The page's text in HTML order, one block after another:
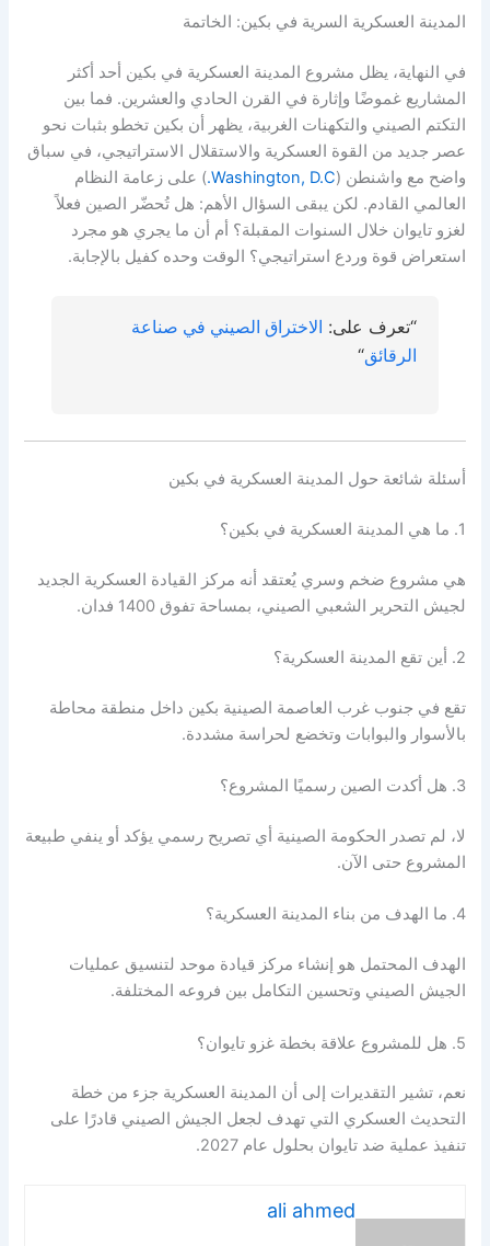
المدينة العسكرية السرية في بكين: الخاتمة
في النهاية، يظل مشروع المدينة العسكرية في بكين أحد أكثر
المشاريع غموضًا وإثارة في القرن الحادي والعشرين. فما بين
التكتم الصيني والتكهنات الغربية، يظهر أن بكين تخطو بثبات نحو
عصر جديد من القوة العسكرية والاستقلال الاستراتيجي، في سباق
واضح مع واشنطن (Washington, D.C. ) على زعامة النظام
العالمي القادم. لكن يبقى السؤال الأهم: هل تُحضّر الصين فعلاً
لغزو تايوان خلال السنوات المقبلة؟ أم أن ما يجري هو مجرد
استعراض قوة وردع استراتيجي؟ الوقت وحده كفيل بالإجابة.
“تعرف على: الاختراق الصيني في صناعة
الرقائق“
أسئلة شائعة حول المدينة العسكرية في بكين
1. ما هي المدينة العسكرية في بكين؟
هي مشروع ضخم وسري يُعتقد أنه مركز القيادة العسكرية الجديد
لجيش التحرير الشعبي الصيني، بمساحة تفوق 1400 فدان.
2. أين تقع المدينة العسكرية؟
تقع في جنوب غرب العاصمة الصينية بكين داخل منطقة محاطة
بالأسوار والبوابات وتخضع لحراسة مشددة.
3. هل أكدت الصين رسميًا المشروع؟
لا، لم تصدر الحكومة الصينية أي تصريح رسمي يؤكد أو ينفي طبيعة
المشروع حتى الآن.
4. ما الهدف من بناء المدينة العسكرية؟
الهدف المحتمل هو إنشاء مركز قيادة موحد لتنسيق عمليات
الجيش الصيني وتحسين التكامل بين فروعه المختلفة.
5. هل للمشروع علاقة بخطة غزو تايوان؟
نعم، تشير التقديرات إلى أن المدينة العسكرية جزء من خطة
التحديث العسكري التي تهدف لجعل الجيش الصيني قادرًا على
تنفيذ عملية ضد تايوان بحلول عام 2027.
ali ahmed